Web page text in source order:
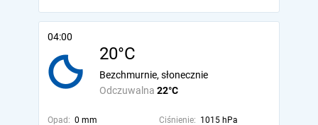
04:00
20°C
Odczuwalna 22°C
Bezchmurnie, słonecznie
Opad: 0 mm Ciśnienie: 1015 hPa